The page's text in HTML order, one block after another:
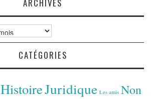
ARCHIVES
CATÉGORIES
HistoireJuridique Les amis Non